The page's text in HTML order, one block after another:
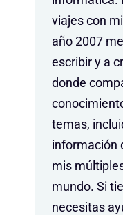
viajes con
año 2007
escribir y a
donde
temas,
información
mis
mundo. Si
necesitas